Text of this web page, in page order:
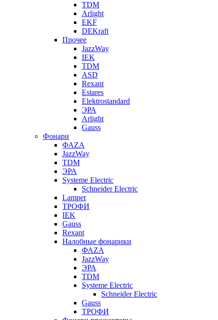
TDM
Arlight
EKF
DEKraft
Прочее
JazzWay
IEK
TDM
ASD
Rexant
Estares
Elektrostandard
ЭРА
Arlight
Gauss
Фонари
ФАZА
JazzWay
TDM
ЭРА
Systeme Electric
Schneider Electric
Lamper
ТРОФИ
IEK
Gauss
Rexant
Налобные фонарики
ФАZА
JazzWay
ЭРА
TDM
Systeme Electric
Schneider Electric
Gauss
ТРОФИ